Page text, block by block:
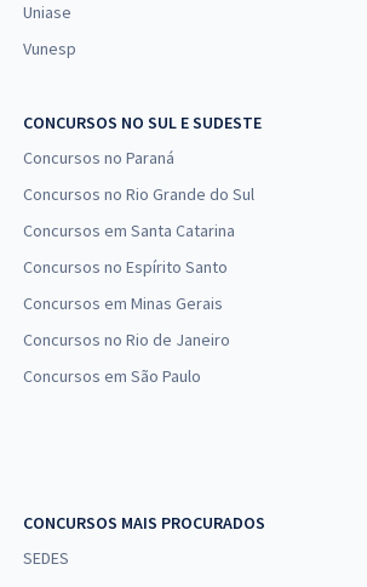
Uniase
Vunesp
CONCURSOS NO SUL E SUDESTE
Concursos no Paraná
Concursos no Rio Grande do Sul
Concursos em Santa Catarina
Concursos no Espírito Santo
Concursos em Minas Gerais
Concursos no Rio de Janeiro
Concursos em São Paulo
CONCURSOS MAIS PROCURADOS
SEDES